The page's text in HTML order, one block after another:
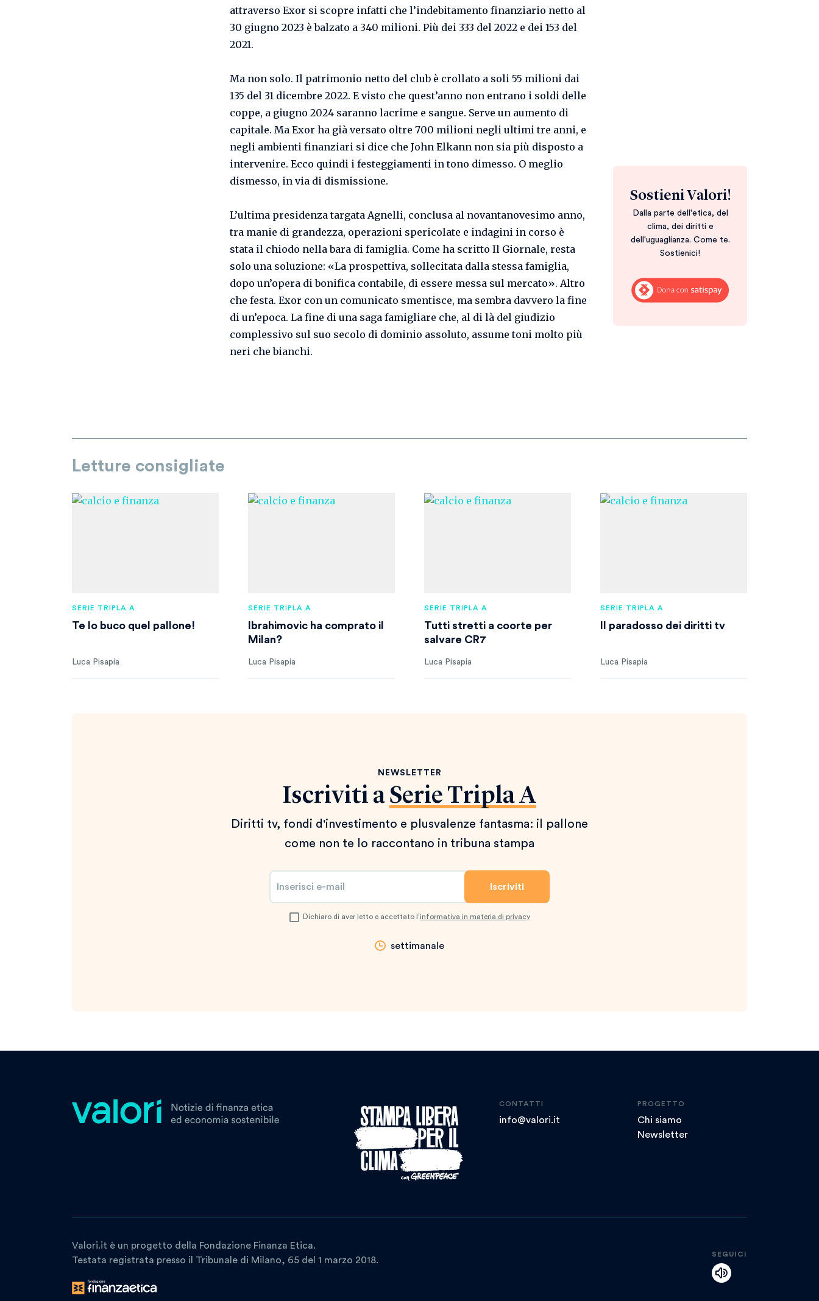
attraverso Exor si scopre infatti che l’indebitamento finanziario netto al
30 giugno 2023 è balzato a 340 milioni. Più dei 333 del 2022 e dei 153 del
2021.
Ma non solo. Il patrimonio netto del club è crollato a soli 55 milioni dai
135 del 31 dicembre 2022. E visto che quest’anno non entrano i soldi delle
coppe, a giugno 2024 saranno lacrime e sangue. Serve un aumento di
capitale. Ma Exor ha già versato oltre 700 milioni negli ultimi tre anni, e
negli ambienti finanziari si dice che John Elkann non sia più disposto a
intervenire. Ecco quindi i festeggiamenti in tono dimesso. O meglio
dismesso, in via di dismissione.
L’ultima presidenza targata Agnelli, conclusa al novantanovesimo anno,
tra manie di grandezza, operazioni spericolate e indagini in corso è
stata il chiodo nella bara di famiglia. Come ha scritto Il Giornale, resta
solo una soluzione: «La prospettiva, sollecitata dalla stessa famiglia,
dopo un’opera di bonifica contabile, di essere messa sul mercato». Altro
che festa. Exor con un comunicato smentisce, ma sembra davvero la fine
di un’epoca. La fine di una saga famigliare che, al di là del giudizio
complessivo sul suo secolo di dominio assoluto, assume toni molto più
neri che bianchi.
Sostieni Valori!
Dalla parte dell'etica, del
clima, dei diritti e
dell'uguaglianza. Come te.
Sostienici!
Letture consigliate
SERIE TRIPLA A
Te lo buco quel pallone!
Luca Pisapia
SERIE TRIPLA A
Ibrahimovic ha comprato il
Milan?
Luca Pisapia
SERIE TRIPLA A
Tutti stretti a coorte per
salvare CR7
Luca Pisapia
SERIE TRIPLA A
Il paradosso dei diritti tv
Luca Pisapia
NEWSLETTER
Iscriviti a Serie Tripla A
Diritti tv, fondi d'investimento e plusvalenze fantasma: il pallone
come non te lo raccontano in tribuna stampa
Dichiaro di aver letto e accettato l’informativa in materia di privacy
settimanale
CONTATTI
info@valori.it
PROGETTO
Chi siamo
Newsletter
Valori.it è un progetto della Fondazione Finanza Etica.
Testata registrata presso il Tribunale di Milano, 65 del 1 marzo 2018.
SEGUICI